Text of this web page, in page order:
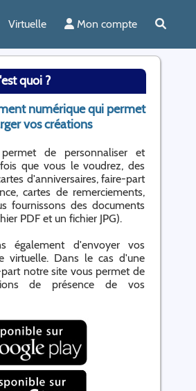
Virtuelle Mon compte
quoi ?
numérique qui permet
vos créations
de personnaliser et
que vous le voudrez, des
d'anniversaires, faire-part
cartes de remerciements,
fournissons des documents
PDF et un fichier JPG).
également d'envoyer vos
virtuelle. Dans le cas d'une
notre site vous permet de
de présence de vos